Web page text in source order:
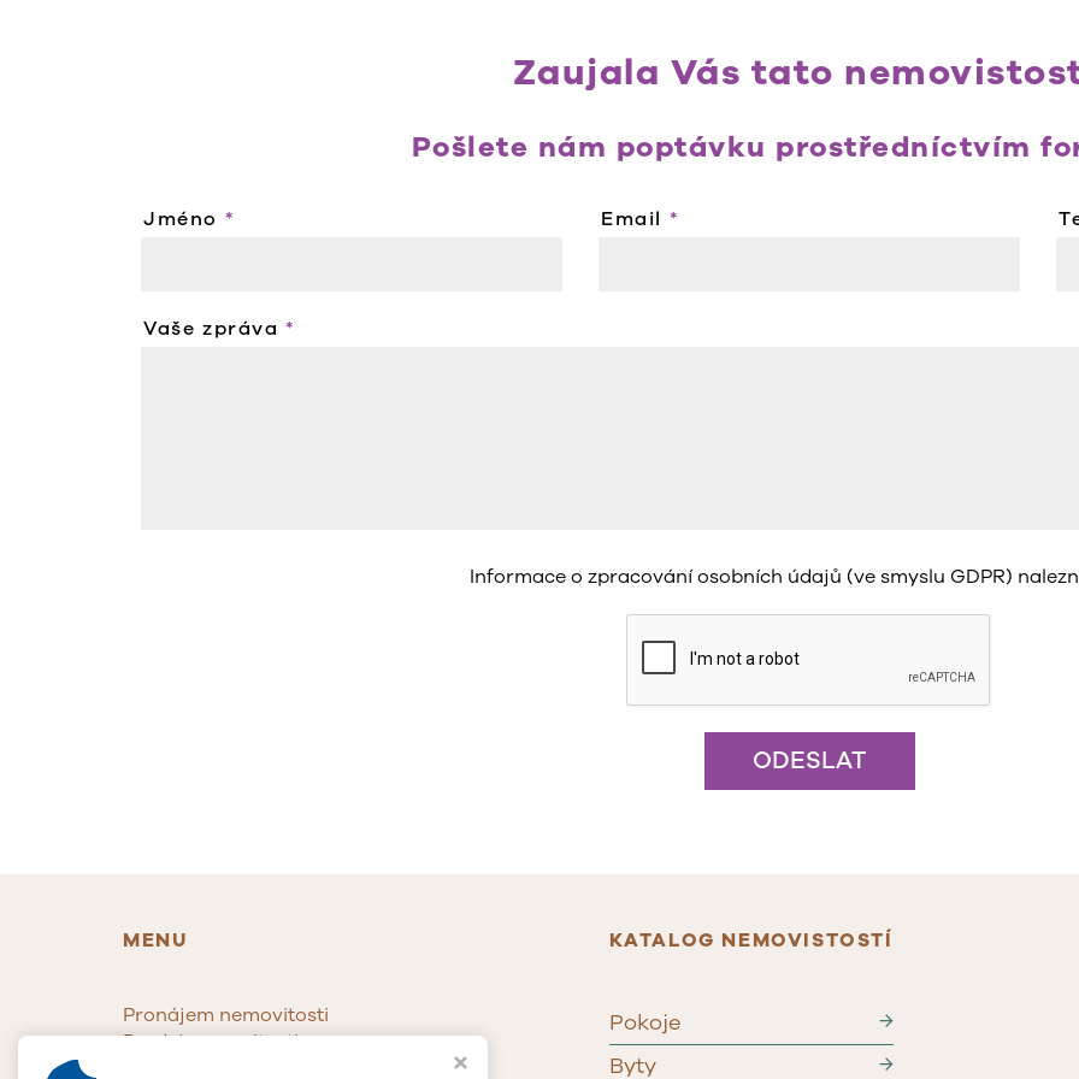
Zaujala Vás tato
Pošlete nám poptávku prostředníctvím
Jméno * Email *
Vaše zpráva*
Informace o zpracování osobních údajů (ve smyslu GDPR)
ODESLAT
MENU
Pronájem nemovitosti
Prodej nemovitosti
KATALOG NEMOVISTOSTÍ
Pokoje →
Byty →